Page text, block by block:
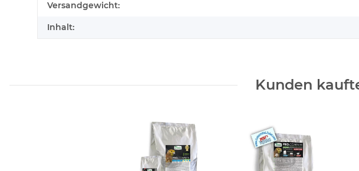
Produkteigenschaft
Wert
Versandgewicht:
Inhalt:
Kunden